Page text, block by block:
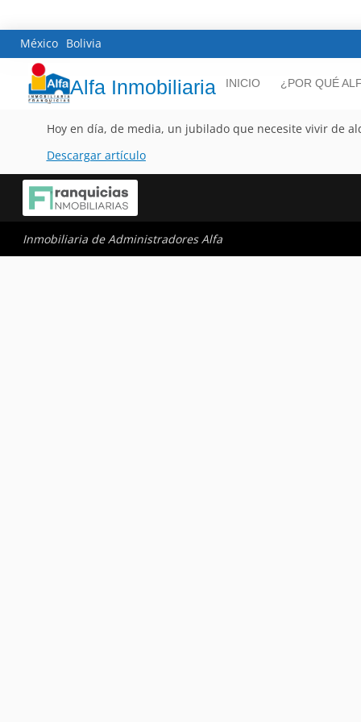
México Bolivia
Alfa Inmobiliaria INICIO ¿POR QUÉ
Hoy en día, de media, un jubilado que necesite vivir de
Descargar artículo
Inmobiliaria de Administradores Alfa